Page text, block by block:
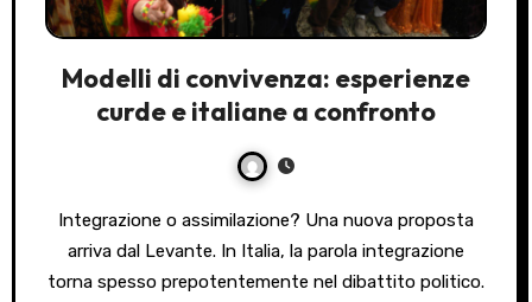
Modelli di convivenza: esperienze
curde e italiane a confronto
arriva dal Levante. In Italia, la parola integrazione
torna spesso prepotentemente nel dibattito politico.